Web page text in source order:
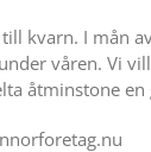
kvarn. I mån
våren. Vi
åtminstone en